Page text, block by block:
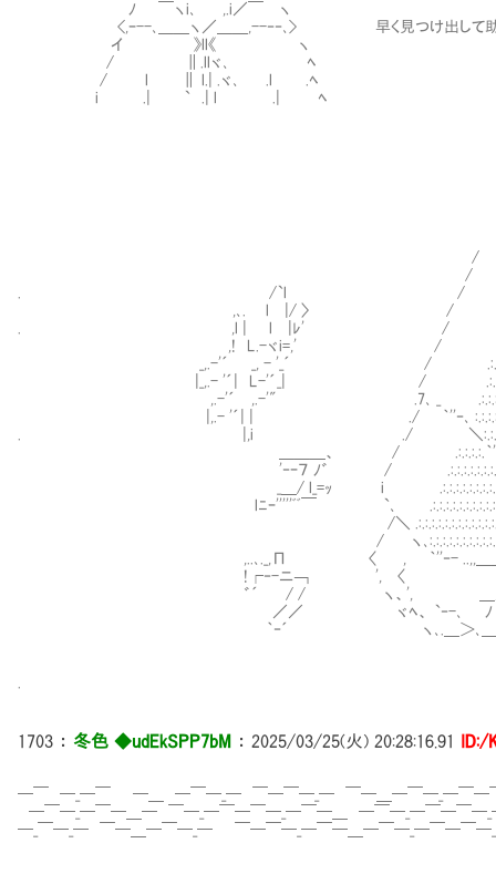
ﾉ ￣ヽi､ ,.i／￣ ヽ
<,ｰ--､＿＿ヽ／＿＿,--‐‐､> 早く見つけ出して助けに
イ 》ll《 ヽ
/ ∥.llヾ､ ﾍ
/ l ∥ l.| .ヾ､ .l .ﾍ
i .| ` .| l .| ﾍ
/
/
. /`l /
,､. l |/ 〉 /
. ,l | l |ﾚ' /
,! L.-ヾi=,' /
_,.-'´ _, - '_´ /
|_,.- '´| L-'´_| / .:.:.:.:.:.:.:.:.:.: そして
,.-'´ ,.-'" .7､ _
|,.- '´| | ./ ｀''‐､ :.:.:.:.:.:.:.:.:.:.:.: ボ
. |,i ./ ＼
＿＿＿、 / .:.:.:.:.｀''‐､
'‐ｰ７ ﾉ゛ / .:.:.:.:.:.:.:.:.:.:.｀
_＿/ l_=ｯ i
lﾆｰ'''''ﾞﾞ￣ `､
/＼
/ ヽ､
,..､._,Π 〈 , ｀''‐- ..,,＿＿
!┌‐-ニ￢ ', 〈
゛´ / / ヽ、', ＿
／／ ヾﾍ、 `‐-､ ﾉ
｀‐´ ヽ､.＿＞､＿
1703 ： 冬色 ◆udEkSPP7bM ： 2025/03/25(火) 20:28:16.91 ID:/
─￣ ─_─￣ ─＿ ─￣─_─ ￣─￣─_─ ￣─＿─￣─_─￣─
─￣─_─￣─＿─ ￣─_─￣─￣─_─￣─＿ ─￣─_─￣─￣
─_￣─_─ ￣─＿─￣─_─ ￣─￣─_─￣─＿─￣─_─￣─￣